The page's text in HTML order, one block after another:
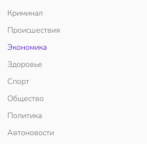
Криминал
Происшествия
Экономика
Здоровье
Спорт
Общество
Политика
Автоновости